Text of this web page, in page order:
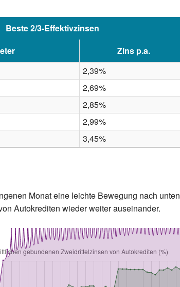
Beste 2/3-Effektivzinsen
Zins p.a.
2,39%
2,69%
2,85%
2,99%
3,45%
Monat eine leichte Bewegung nach unten
Autokrediten wieder weiter auseinander.